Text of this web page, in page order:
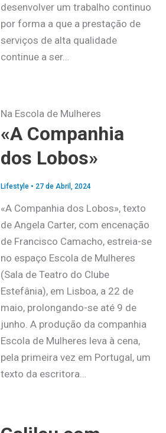
desenvolver um trabalho continuo
por forma a que a prestação de
serviços de alta qualidade
continue a ser…
Na Escola de Mulheres
«A Companhia
dos Lobos»
Lifestyle• 27 de Abril, 2024
«A Companhia dos Lobos», texto
de Angela Carter, com encenação
de Francisco Camacho, estreia-se
no espaço Escola de Mulheres
(Sala de Teatro do Clube
Estefânia), em Lisboa, a 22 de
maio, prolongando-se até 9 de
junho. A produção da companhia
Escola de Mulheres leva à cena,
pela primeira vez em Portugal, um
texto da escritora…